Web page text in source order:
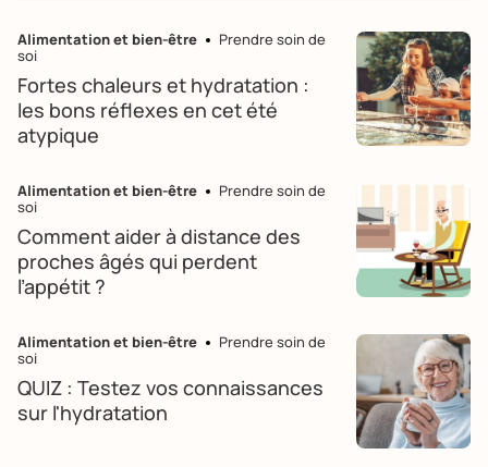
Alimentation et bien-être
Prendre soin de
soi
Fortes chaleurs et hydratation :
les bons réflexes en cet été
atypique
Alimentation et bien-être
Prendre soin de
soi
Comment aider à distance des
proches âgés qui perdent
l’appétit ?
Alimentation et bien-être
Prendre soin de
soi
QUIZ : Testez vos connaissances
sur l'hydratation